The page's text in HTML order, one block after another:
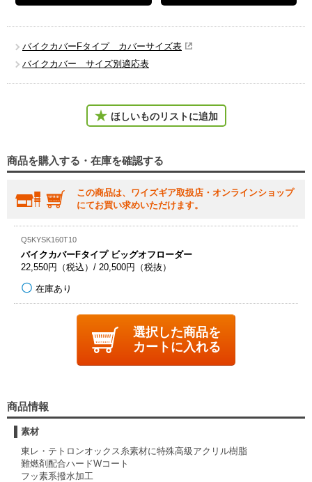
バイクカバーFタイプ カバーサイズ表
バイクカバー サイズ別適応表
ほしいものリストに追加
商品を購入する・在庫を確認する
この商品は、ワイズギア取扱店・オンラインショップ
にてお買い求めいただけます。
Q5KYSK160T10
バイクカバーFタイプ ビッグオフローダー
22,550円（税込）/ 20,500円（税抜）
在庫あり
選択した商品を
カートに入れる
商品情報
素材
東レ・テトロンオックス糸素材に特殊高級アクリル樹脂
難燃剤配合ハードWコート
フッ素系撥水加工